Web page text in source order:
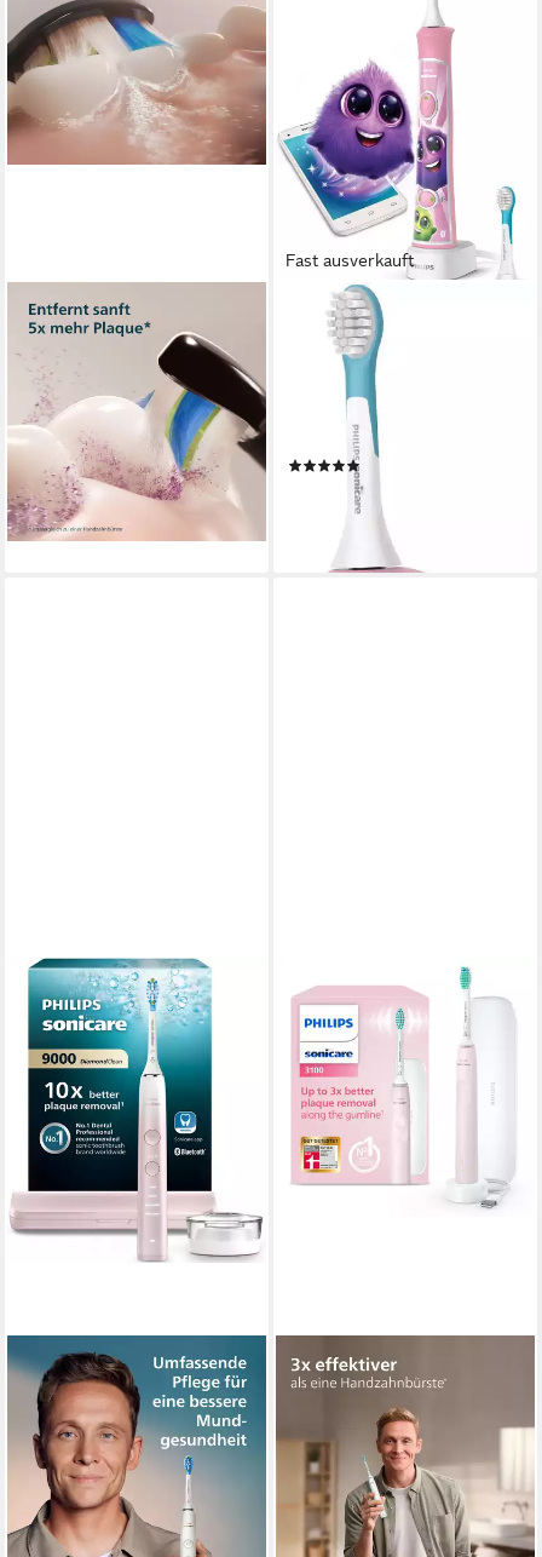
PHILIPS SONICARE
Elektrische Zahnbürste Series
3100
2 St.
Aufsteckbürsten
1 Reinigungsprogramme
89,99 € UVP 99,99 €
-10%
lieferbar - in 3-5 Werktagen bei dir
Fast ausverkauft
PHILIPS SONICARE
Elektrische Kinderzahnbürste
HX6352/42
Schalltechnologie
Aufsteckbürsten
Reinigungsprogramme
ab 44,99 €
lieferbar - in 1-2 Werktagen bei dir